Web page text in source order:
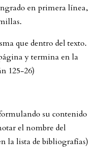
en primera línea,
que dentro del texto.
y termina en la
125-26)
su contenido
el nombre del
la lista de bibliografías)